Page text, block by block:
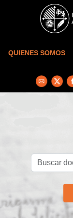
Skip to main content
QUIENES SOMOS